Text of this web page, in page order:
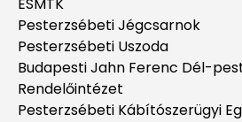
ESMTK
Pesterzsébeti Jégcsarnok
Pesterzsébeti Uszoda
Budapesti Jahn Ferenc Dél-
Rendelőintézet
Pesterzsébeti Kábítószerügyi